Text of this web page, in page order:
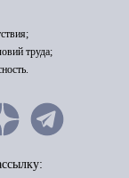
труда;